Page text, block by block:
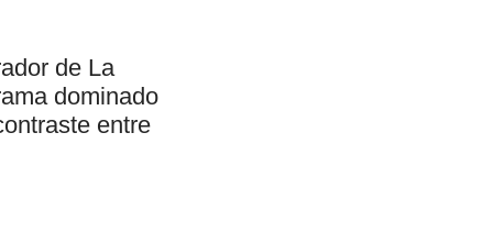
de La
dominado
entre